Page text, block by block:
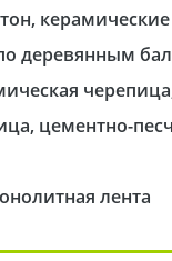
деревянным
цементно-
лента